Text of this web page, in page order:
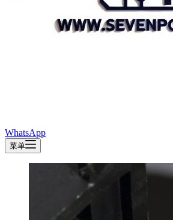
WhatsApp
菜单